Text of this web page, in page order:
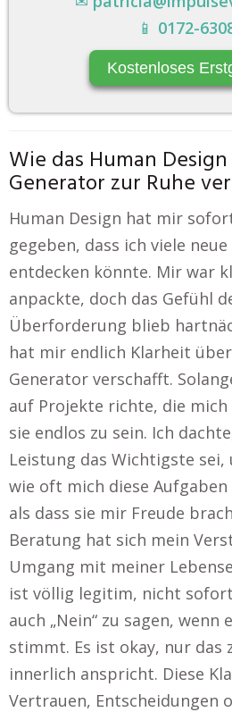
📱 0172-
Kostenloses
Wie das Human
Generator zur Ruhe
Human Design hat mir
gegeben, dass ich viele
entdecken könnte. Mir war
anpackte, doch das Gefühl
Überforderung blieb
hat mir endlich Klarheit
Generator verschafft.
auf Projekte richte, die
sie endlos zu sein. Ich
Leistung das Wichtigste
wie oft mich diese
als dass sie mir Freude
Beratung hat sich mein
Umgang mit meiner
ist völlig legitim, nicht
auch „Nein“ zu sagen,
stimmt. Es ist okay, nur das
innerlich anspricht. Diese
Vertrauen, Entscheidungen